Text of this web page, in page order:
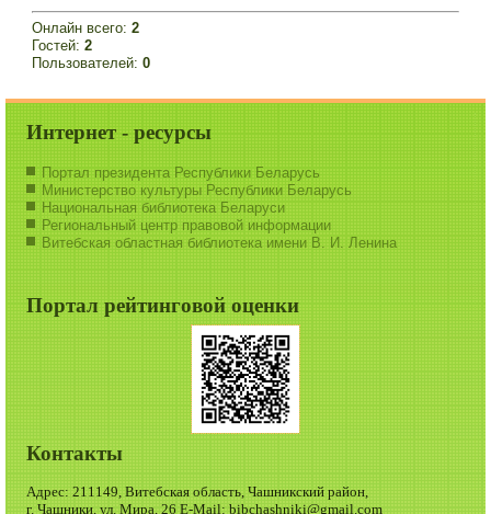
Онлайн всего:2
Гостей:2
Пользователей:0
Интернет - ресурсы
Портал президента Республики Беларусь
Министерство культуры Республики Беларусь
Национальная библиотека Беларуси
Региональный центр правовой информации
Витебская областная библиотека имени В. И. Ленина
Портал рейтинговой оценки
Контакты
Адрес: 211149, Витебская область, Чашникский район,
г. Чашники, ул. Мира, 26 E-Mail: bibchashniki@gmail.com